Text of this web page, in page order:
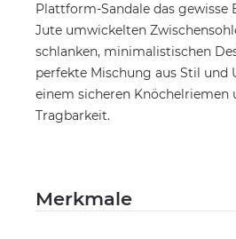
Plattform-Sandale das gewisse
Jute umwickelten
schlanken, minimalistischen
perfekte Mischung aus Stil
einem sicheren Knöchelriemen
Tragbarkeit.
Merkmale